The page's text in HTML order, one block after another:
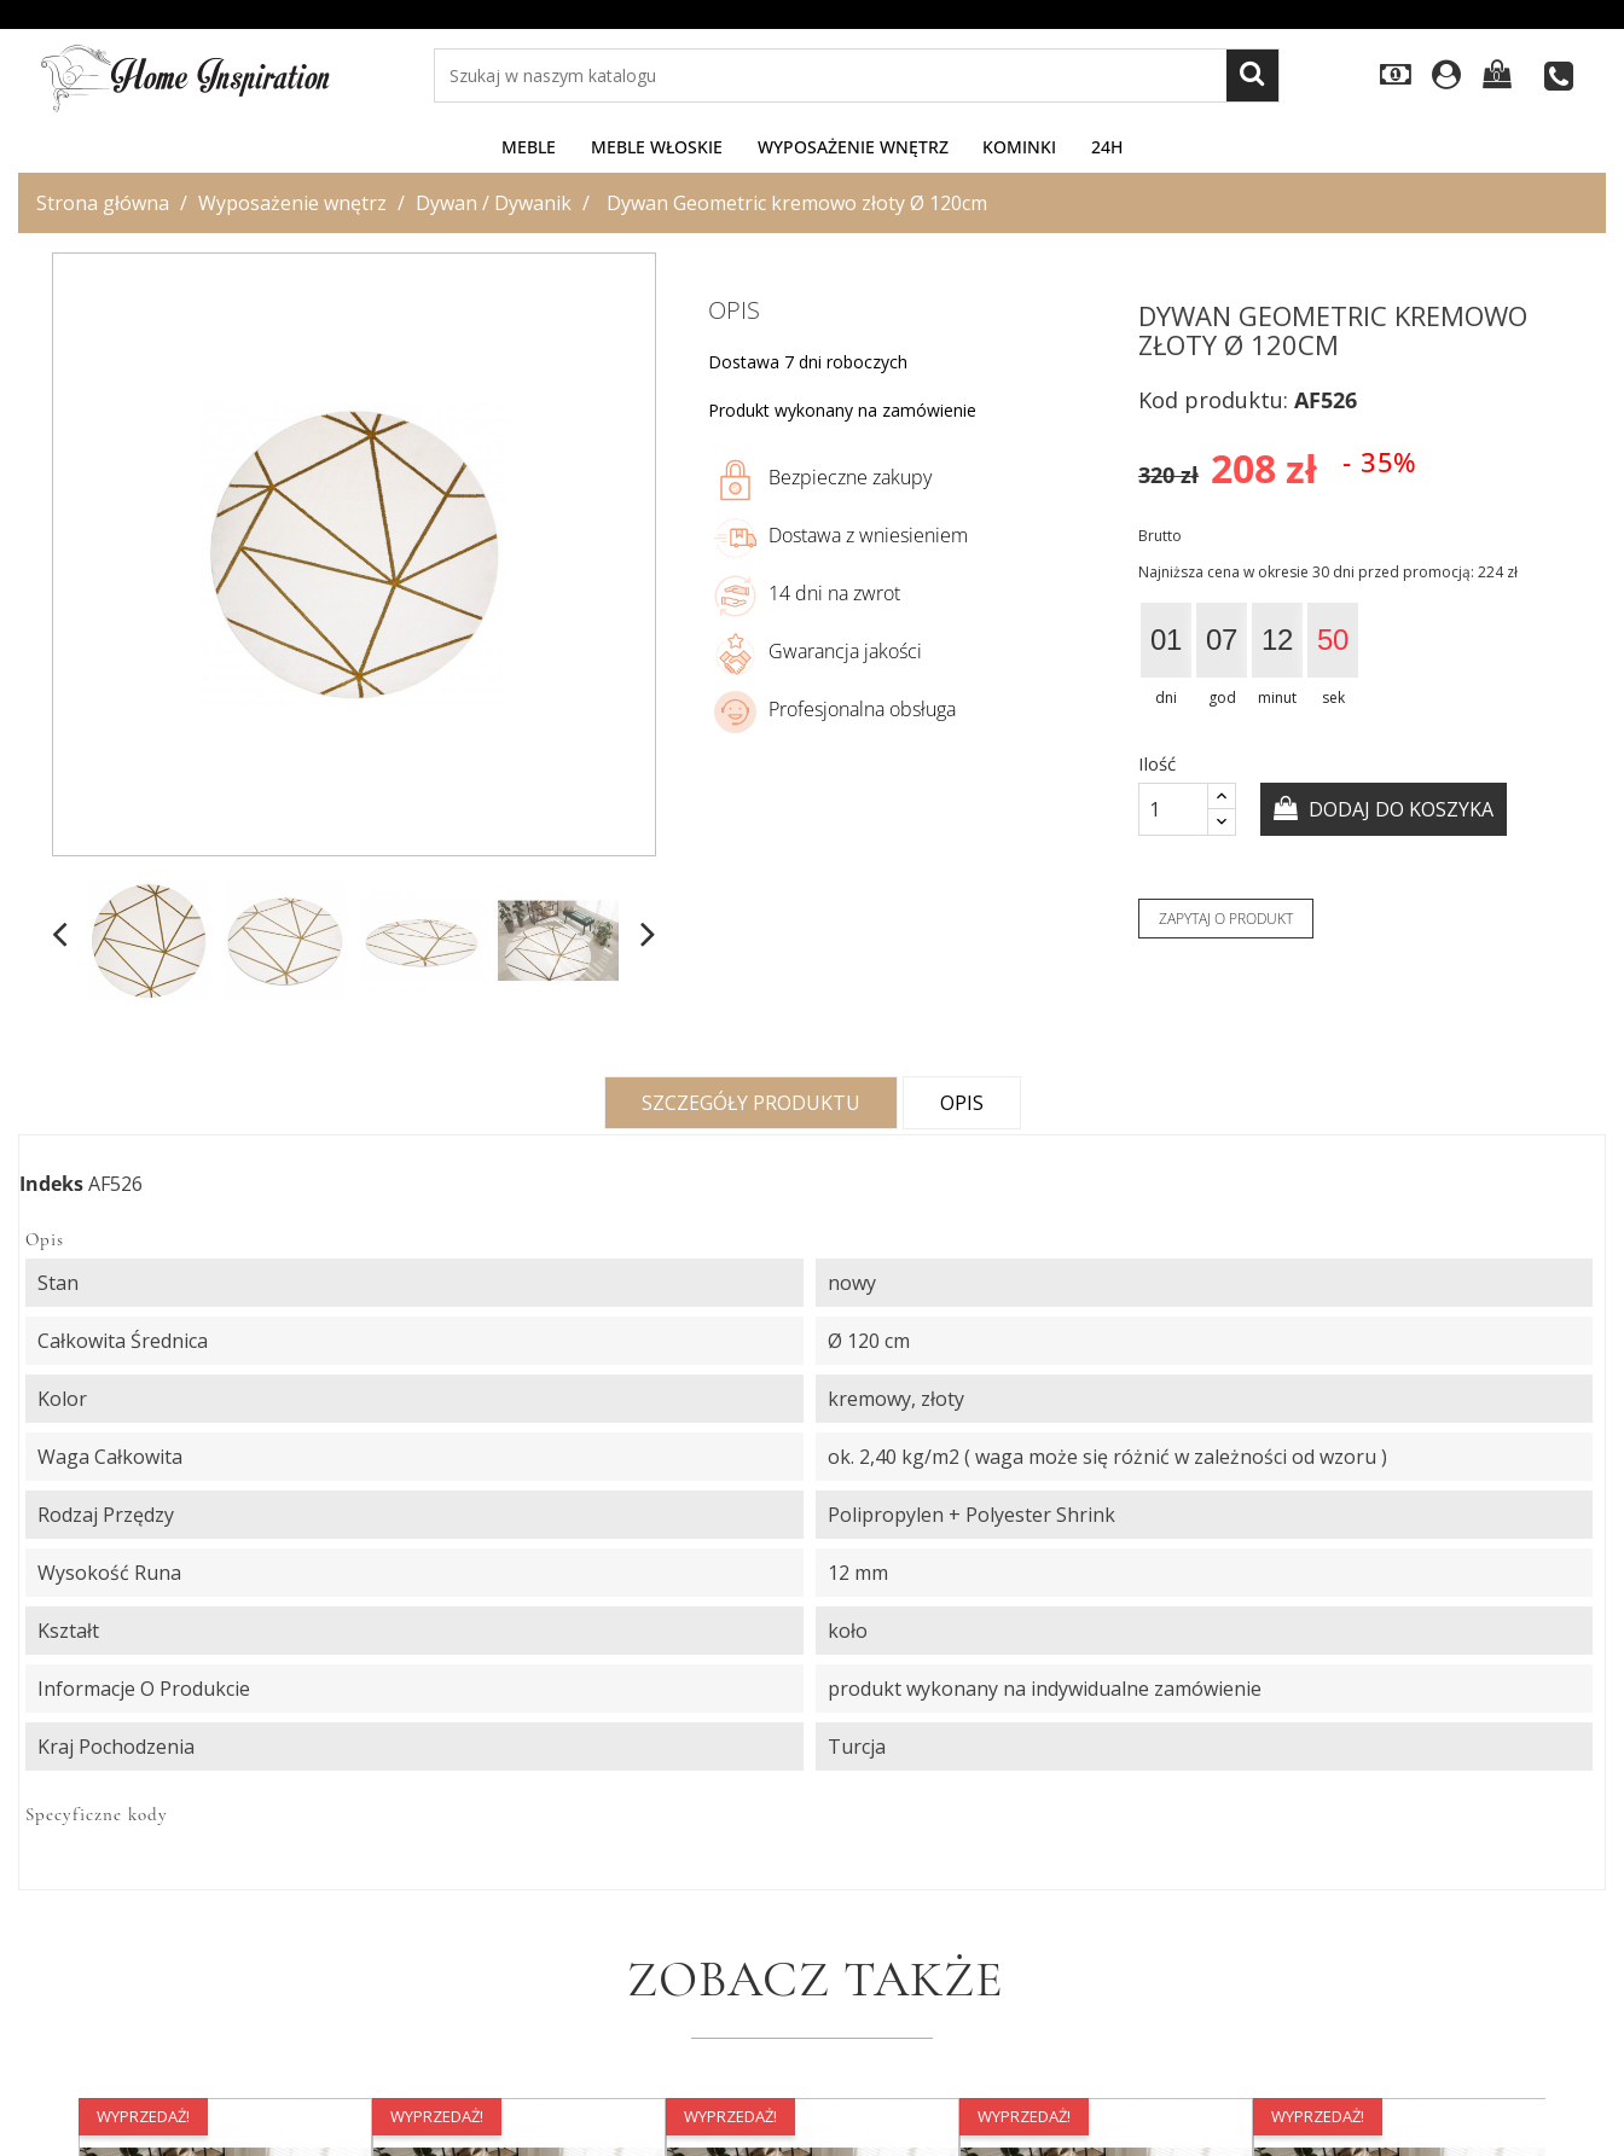
0
MEBLE MEBLE WŁOSKIE WYPOSAŻENIE WNĘTRZ KOMINKI 24H
Strona główna Wyposażenie wnętrz Dywan / Dywanik Dywan Geometric kremowo złoty Ø 120cm
OPIS
Dostawa 7 dni roboczych
Produkt wykonany na zamówienie
Bezpieczne zakupy
Dostawa z wniesieniem
14 dni na zwrot
Gwarancja jakości
Profesjonalna obsługa
DYWAN GEOMETRIC KREMOWO
ZŁOTY Ø 120CM
Kod produktu:AF526
208 zł - 35%
320 zł
Brutto
Najniższa cena w okresie 30 dni przed promocją:224 zł
01
dni
07
god
12
minut
49
sek
Ilość
DODAJ DO KOSZYKA
ZAPYTAJ O PRODUKT
SZCZEGÓŁY PRODUKTU OPIS
IndeksAF526
Opis
Stan nowy
Całkowita Średnica Ø 120 cm
Kolor kremowy, złoty
Waga Całkowita ok. 2,40 kg/m2 ( waga może się różnić w zależności od wzoru )
Rodzaj Przędzy Polipropylen + Polyester Shrink
Wysokość Runa 12 mm
Kształt koło
Informacje O Produkcie produkt wykonany na indywidualne zamówienie
Kraj Pochodzenia Turcja
Specyficzne kody
ZOBACZ TAKŻE
WYPRZEDAŻ! WYPRZEDAŻ! WYPRZEDAŻ! WYPRZEDAŻ! WYPRZEDAŻ!